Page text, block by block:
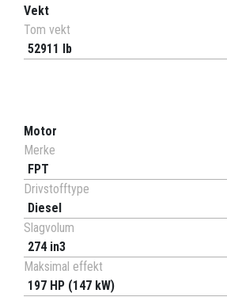
Vekt
Tom vekt
52911 lb
Motor
Merke
FPT
Drivstofftype
Diesel
Slagvolum
274 in3
Maksimal effekt
197 HP (147 kW)